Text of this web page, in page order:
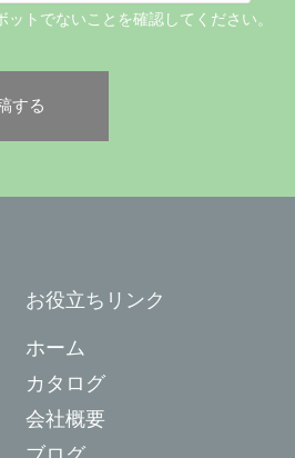
ットでないことを確認してください。
お役立ちリンク
ホーム
カタログ
会社概要